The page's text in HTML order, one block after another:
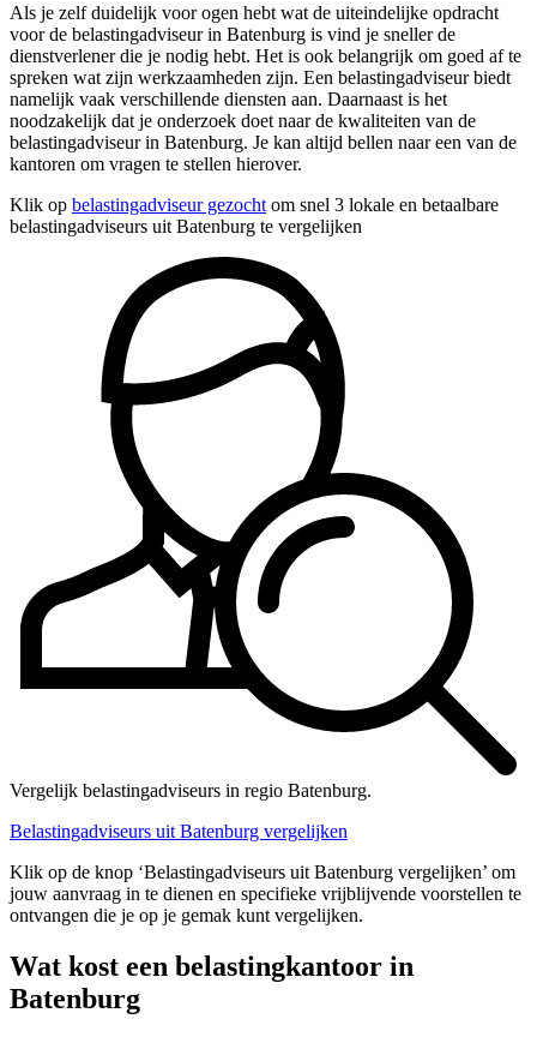
Als je zelf duidelijk voor ogen hebt wat de uiteindelijke opdracht
voor de belastingadviseur in Batenburg is vind je sneller de
dienstverlener die je nodig hebt. Het is ook belangrijk om goed af te
spreken wat zijn werkzaamheden zijn. Een belastingadviseur biedt
namelijk vaak verschillende diensten aan. Daarnaast is het
noodzakelijk dat je onderzoek doet naar de kwaliteiten van de
belastingadviseur in Batenburg. Je kan altijd bellen naar een van de
kantoren om vragen te stellen hierover.
Klik op belastingadviseur gezocht om snel 3 lokale en betaalbare
belastingadviseurs uit Batenburg te vergelijken
Vergelijk belastingadviseurs in regio Batenburg.
Belastingadviseurs uit Batenburg vergelijken
Klik op de knop ‘Belastingadviseurs uit Batenburg vergelijken’ om
jouw aanvraag in te dienen en specifieke vrijblijvende voorstellen te
ontvangen die je op je gemak kunt vergelijken.
Wat kost een belastingkantoor in
Batenburg